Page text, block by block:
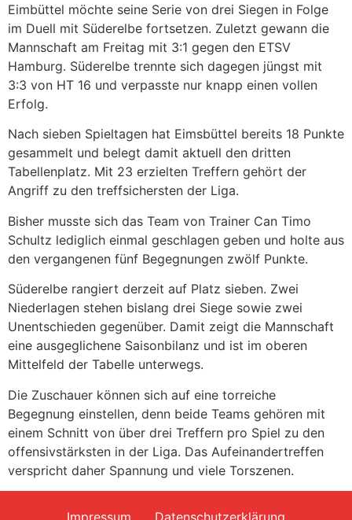
Eimbüttel möchte seine Serie von drei Siegen in Folge
im Duell mit Süderelbe fortsetzen. Zuletzt gewann die
Mannschaft am Freitag mit 3:1 gegen den ETSV
Hamburg. Süderelbe trennte sich dagegen jüngst mit
3:3 von HT 16 und verpasste nur knapp einen vollen
Erfolg.
Nach sieben Spieltagen hat Eimsbüttel bereits 18 Punkte
gesammelt und belegt damit aktuell den dritten
Tabellenplatz. Mit 23 erzielten Treffern gehört der
Angriff zu den treffsichersten der Liga.
Bisher musste sich das Team von Trainer Can Timo
Schultz lediglich einmal geschlagen geben und holte aus
den vergangenen fünf Begegnungen zwölf Punkte.
Süderelbe rangiert derzeit auf Platz sieben. Zwei
Niederlagen stehen bislang drei Siege sowie zwei
Unentschieden gegenüber. Damit zeigt die Mannschaft
eine ausgeglichene Saisonbilanz und ist im oberen
Mittelfeld der Tabelle unterwegs.
Die Zuschauer können sich auf eine torreiche
Begegnung einstellen, denn beide Teams gehören mit
einem Schnitt von über drei Treffern pro Spiel zu den
offensivstärksten in der Liga. Das Aufeinandertreffen
verspricht daher Spannung und viele Torszenen.
Impressum Datenschutzerklärung